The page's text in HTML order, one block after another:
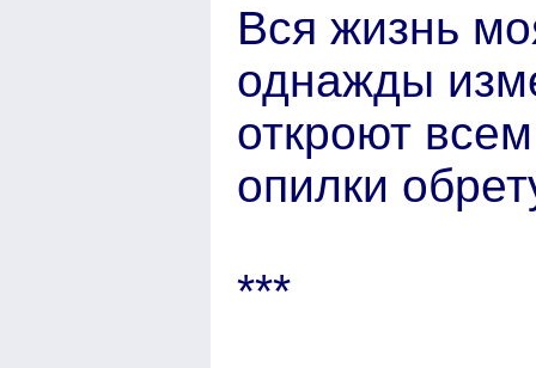
Вся жизнь
однажды
откроют
опилки
***